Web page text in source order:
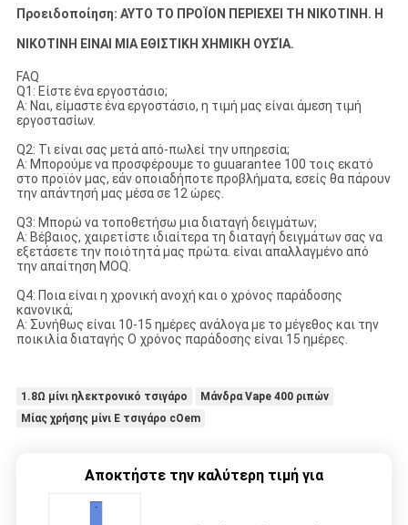
Προειδοποίηση: ΑΥΤΟ ΤΟ ΠΡΟΪΟΝ ΠΕΡΙΕΧΕΙ ΤΗ ΝΙΚΟΤΙΝΗ. Η
ΝΙΚΟΤΙΝΗ ΕΙΝΑΙ ΜΙΑ ΕΘΙΣΤΙΚΗ ΧΗΜΙΚΗ ΟΥΣΊΑ.
FAQ
Q1: Είστε ένα εργοστάσιο;
Α: Ναι, είμαστε ένα εργοστάσιο, η τιμή μας είναι άμεση τιμή
εργοστασίων.
Q2: Τι είναι σας μετά από-πωλεί την υπηρεσία;
Α: Μπορούμε να προσφέρουμε το guuarantee 100 τοις εκατό
στο προϊόν μας, εάν οποιαδήποτε προβλήματα, εσείς θα πάρουν
την απάντησή μας μέσα σε 12 ώρες.
Q3: Μπορώ να τοποθετήσω μια διαταγή δειγμάτων;
Α: Βέβαιος, χαιρετίστε ιδιαίτερα τη διαταγή δειγμάτων σας να
εξετάσετε την ποιότητά μας πρώτα. είναι απαλλαγμένο από
την απαίτηση MOQ.
Q4: Ποια είναι η χρονική ανοχή και ο χρόνος παράδοσης
κανονικά;
Α: Συνήθως είναι 10-15 ημέρες ανάλογα με το μέγεθος και την
ποικιλία διαταγής Ο χρόνος παράδοσης είναι 15 ημέρες.
1.8Ω μίνι ηλεκτρονικό τσιγάρο
Μάνδρα Vape 400 ριπών
Μίας χρήσης μίνι Ε τσιγάρο cOem
Αποκτήστε την καλύτερη τιμή για